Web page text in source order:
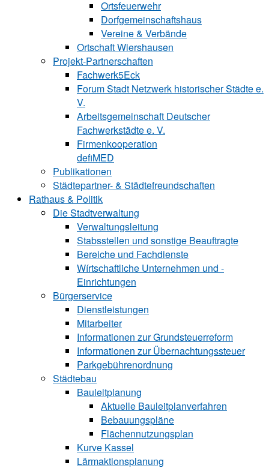
Ortsfeuerwehr
Dorfgemeinschaftshaus
Vereine & Verbände
Ortschaft Wiershausen
Projekt-Partnerschaften
Fachwerk5Eck
Forum Stadt Netzwerk historischer Städte e.
V.
Arbeitsgemeinschaft Deutscher
Fachwerkstädte e. V.
Firmenkooperation
defiMED
Publikationen
Städtepartner- & Städtefreundschaften
Rathaus & Politik
Die Stadtverwaltung
Verwaltungsleitung
Stabsstellen und ­sonstige Beauftragte
Bereiche und ­Fachdienste
Wírtschaftliche ­Unternehmen und ­
Einrichtungen
Bürgerservice
Dienstleistungen
Mitarbeiter
Informationen zur Grund‍steu‍er‍re‍form
Informationen zur Über‍nachtungssteuer
Parkgebührenordnung
Städtebau
Bauleitplanung
Aktuelle Bauleitplanverfahren
Bebauungspläne
Flächennutzungsplan
Kurve Kassel
Lärmaktionsplanung